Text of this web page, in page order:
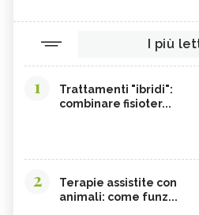
I più
1
Trattamenti "ibridi":
combinare fisioter...
2
Terapie assistite con
animali: come funz...